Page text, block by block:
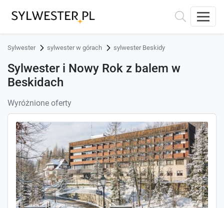
Sylwester sylwester w górach sylwester Beskidy
Sylwester i Nowy Rok z balem w
Beskidach
Wyróżnione oferty